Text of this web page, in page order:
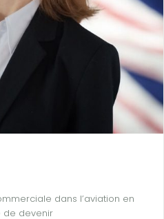
dans l’aviation en
de devenir